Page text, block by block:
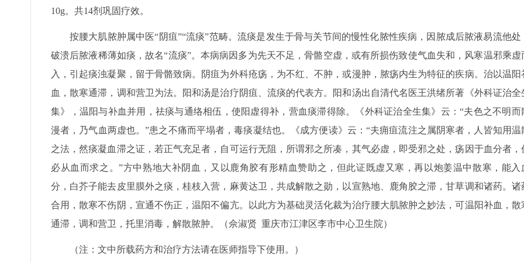
10g。共14剂巩固疗效。
按腰大肌脓肿属中医“阴疽”“流痰”范畴。流痰是发生于骨与关节间的慢性化脓性疾病，因脓成后脓液易流他处
破溃后脓液稀薄如痰，故名“流痰”。本病病因多为先天不足，骨骼空虚，或有所损伤致使气血失和，风寒温邪乘虚
入，引起痰浊凝聚，留于骨骼致病。阴疽为外科疮疡，为不红、不肿，或漫肿，脓疡内生为特征的疾病。治以温阳
血，散寒通滞，调和营卫为法。阳和汤是治疗阴疽、流痰的代表方。阳和汤出自清代名医王洪绪所著《外科证治全
集》，温阳与补血并用，祛痰与通络相伍，使阳虚得补，营血痰滞得除。《外科证治全生集》云：“夫色之不明而
漫者，乃气血两虚也。”患之不痛而平塌者，毒痰凝结也。《成方便读》云：“夫痈疽流注之属阴寒者，人皆知用温
之法，然痰凝血滞之证，若正气充足者，自可运行无阻，所谓邪之所凑，其气必虚，即受邪之处，疡因于血分者，
必从血而求之。”方中熟地大补阴血，又以鹿角胶有形精血赞助之，但此证既虚又寒，再以炮姜温中散寒，能入
分，白芥子能去皮里膜外之痰，桂枝入营，麻黄达卫，共成解散之勋，以宣熟地、鹿角胶之滞，甘草调和诸药。诸
合用，散寒不伤阴，宣通不伤正，温阳不偏亢。以此方为基础灵活化裁为治疗腰大肌脓肿之妙法，可温阳补血，散
通滞，调和营卫，托里消毒，解散脓肿。（佘淑贤 重庆市江津区李市中心卫生院）
（注：文中所载药方和治疗方法请在医师指导下使用。）